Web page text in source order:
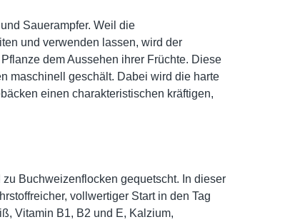
Sauerampfer. Weil die
und verwenden lassen, wird der
dem Aussehen ihrer Früchte. Diese
maschinell geschält. Dabei wird die harte
einen charakteristischen kräftigen,
Buchweizenflocken gequetscht. In dieser
vollwertiger Start in den Tag
Vitamin B1, B2 und E, Kalzium,